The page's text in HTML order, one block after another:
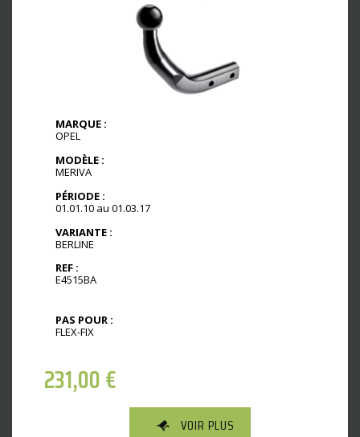
MARQUE :
OPEL
MODÈLE :
MERIVA
PÉRIODE :
01.01.10 au 01.03.17
VARIANTE :
BERLINE
REF :
E4515BA
PAS POUR :
FLEX-FIX
231,00€
VOIR PLUS